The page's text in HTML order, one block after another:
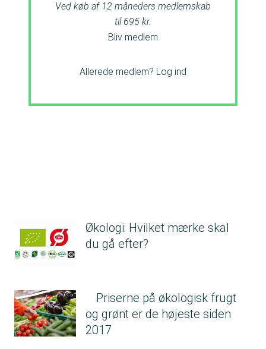
Ved køb af 12 måneders medlemskab
til 695 kr.
Bliv medlem
Allerede medlem? Log ind
Økologi: Hvilket mærke skal
du gå efter?
Priserne på økologisk frugt
og grønt er de højeste siden
2017